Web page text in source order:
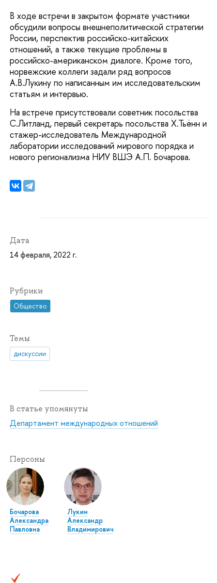
В ходе встречи в закрытом формате участники
обсудили вопросы внешнеполитической стратегии
России, перспектив российско-китайских
отношений, а также текущие проблемы в
российско-американском диалоге. Кроме того,
норвежские коллеги задали ряд вопросов
А.В.Лукину по написанным им исследовательским
статьям и интервью.
На встрече присутствовали советник посольства
С.Литланд, первый секретарь посольства Х.Тьённ и
стажер-исследователь Международной
лаборатории исследований мирового порядка и
нового регионализма НИУ ВШЭ А.П. Бочарова.
Дата
14 февраля, 2022 г.
Рубрики
Общество
Темы
дискуссии
В статье упомянуты
Департамент международных отношений
Персоны
Бочарова
Александра
Павловна
Лукин
Александр
Владимирович